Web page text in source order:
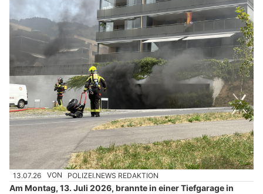
13.07.26 VON POLIZEI.NEWS REDAKTION
Am Montag, 13. Juli 2026, brannte in einer Tiefgarage in